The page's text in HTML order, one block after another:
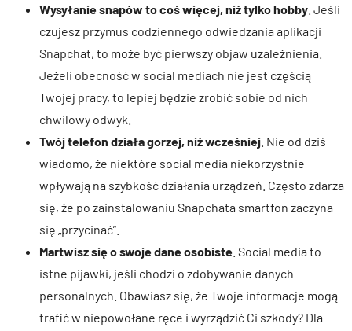
Wysyłanie snapów to coś więcej, niż tylko hobby . Jeśli
czujesz przymus codziennego odwiedzania aplikacji
Snapchat, to może być pierwszy objaw uzależnienia.
Jeżeli obecność w social mediach nie jest częścią
Twojej pracy, to lepiej będzie zrobić sobie od nich
chwilowy odwyk.
Twój telefon działa gorzej, niż wcześniej . Nie od dziś
wiadomo, że niektóre social media niekorzystnie
wpływają na szybkość działania urządzeń. Często zdarza
się, że po zainstalowaniu Snapchata smartfon zaczyna
się „przycinać”.
Martwisz się o swoje dane osobiste . Social media to
istne pijawki, jeśli chodzi o zdobywanie danych
personalnych. Obawiasz się, że Twoje informacje mogą
trafić w niepowołane ręce i wyrządzić Ci szkody? Dla